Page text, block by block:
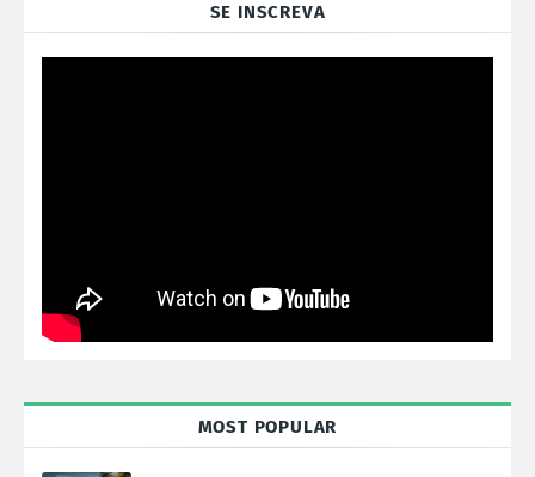
SE INSCREVA
MOST POPULAR